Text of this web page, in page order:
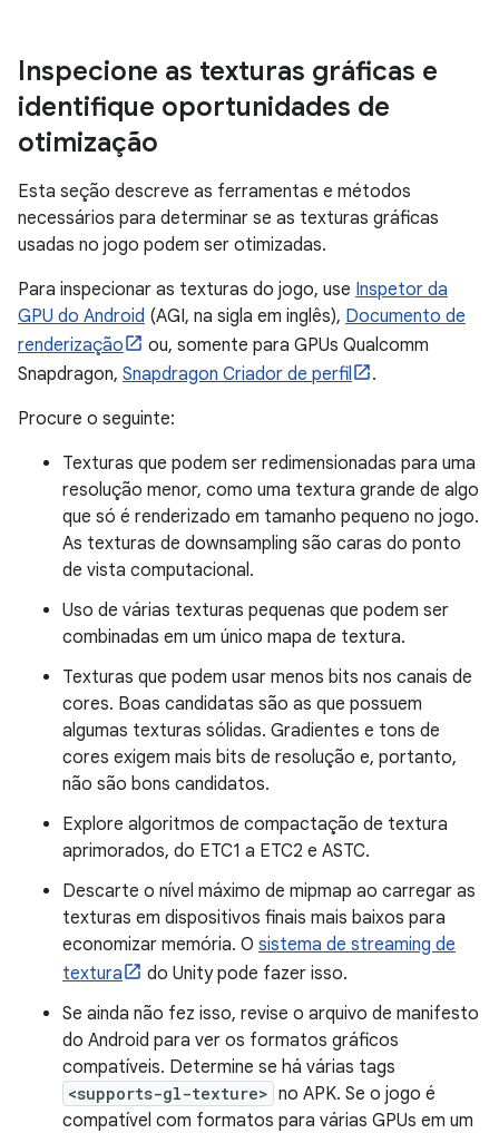
Inspecione as texturas gráficas e
identifique oportunidades de
otimização
Esta seção descreve as ferramentas e métodos
necessários para determinar se as texturas gráficas
usadas no jogo podem ser otimizadas.
Para inspecionar as texturas do jogo, use Inspetor da
GPU do Android (AGI, na sigla em inglês), Documento de
renderização
ou, somente para GPUs Qualcomm
Snapdragon, Snapdragon Criador de perfil
.
Procure o seguinte:
Texturas que podem ser redimensionadas para uma
resolução menor, como uma textura grande de algo
que só é renderizado em tamanho pequeno no jogo.
As texturas de downsampling são caras do ponto
de vista computacional.
Uso de várias texturas pequenas que podem ser
combinadas em um único mapa de textura.
Texturas que podem usar menos bits nos canais de
cores. Boas candidatas são as que possuem
algumas texturas sólidas. Gradientes e tons de
cores exigem mais bits de resolução e, portanto,
não são bons candidatos.
Explore algoritmos de compactação de textura
aprimorados, do ETC1 a ETC2 e ASTC.
Descarte o nível máximo de mipmap ao carregar as
texturas em dispositivos finais mais baixos para
economizar memória. O sistema de streaming de
textura
do Unity pode fazer isso.
Se ainda não fez isso, revise o arquivo de manifesto
do Android para ver os formatos gráficos
compatíveis. Determine se há várias tags
<supports-gl-texture> no APK. Se o jogo é
compatível com formatos para várias GPUs em um